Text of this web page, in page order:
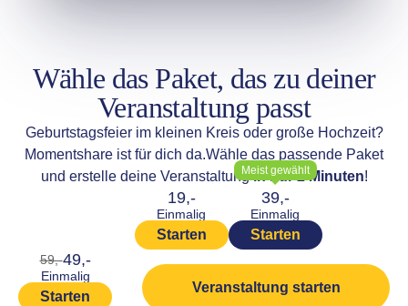
Wähle das Paket, das zu deiner
Veranstaltung passt
Geburtstagsfeier im kleinen Kreis oder große Hochzeit?
Momentshare ist für dich da.Wähle das passende Paket
und erstelle deine Veranstaltungin nur 2 Minuten!
19,-
Einmalig
Starten
Meist gewählt
39,-
Einmalig
Starten
59,-49,-
Einmalig
Starten
Veranstaltung starten